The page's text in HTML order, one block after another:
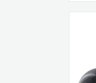
No: